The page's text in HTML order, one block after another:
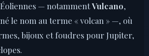
Éoliennes — notammentVulcano,
le nom au terme « volcan » —, où
bijoux et foudres pour Jupiter,